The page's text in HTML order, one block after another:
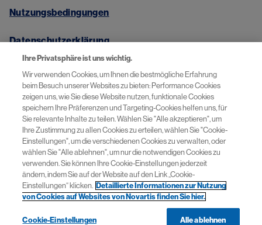
Nutzungsbedingungen
Datenschutzerklärung
Impressum
Novartis.at
Cookie-Einstellungen
Barrierefreihheit
Ihre Privatsphäre ist uns wichtig.
Wir verwenden Cookies, um Ihnen die bestmögliche Erfahrung
beim Besuch unserer Websites zu bieten: Performance Cookies
zeigen uns, wie Sie diese Website nutzen, funktionale Cookies
speichern Ihre Präferenzen und Targeting-Cookies helfen uns, für
Sie relevante Inhalte zu teilen. Wählen Sie "Alle akzeptieren", um
Ihre Zustimmung zu allen Cookies zu erteilen, wählen Sie "Cookie-
Einstellungen", um die verschiedenen Cookies zu verwalten, oder
wählen Sie "Alle ablehnen", um nur die notwendigen Cookies zu
verwenden. Sie können Ihre Cookie-Einstellungen jederzeit
ändern, indem Sie auf der Website auf den Link „Cookie-
Einstellungen“ klicken.
Detaillierte Informationen zur Nutzung
von Cookies auf Websites von Novartis finden Sie hier.
Cookie-Einstellungen Alle ablehnen